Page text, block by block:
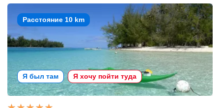
Расстояние 10 km
Я был там Я хочу пойти туда